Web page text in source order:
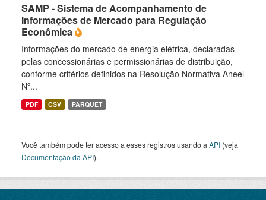
SAMP - Sistema de Acompanhamento de
Informações de Mercado para Regulação
Econômica
Informações do mercado de energia elétrica, declaradas
pelas concessionárias e permissionárias de distribuição,
conforme critérios definidos na Resolução Normativa Aneel
Nº...
PDF CSV PARQUET
Você também pode ter acesso a esses registros usando a API (veja
Documentação da API).